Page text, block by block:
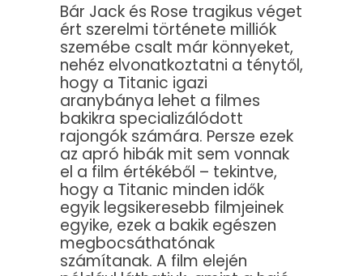
Bár Jack és Rose tragikus véget
ért szerelmi története milliók
szemébe csalt már könnyeket,
nehéz elvonatkoztatni a ténytől,
hogy a Titanic igazi
aranybánya lehet a filmes
bakikra specializálódott
rajongók számára. Persze ezek
az apró hibák mit sem vonnak
el a film értékéből – tekintve,
hogy a Titanic minden idők
egyik legsikeresebb filmjeinek
egyike, ezek a bakik egészen
megbocsáthatónak
számítanak. A film elején